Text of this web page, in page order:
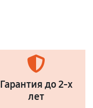
Гарантия до 2-х
лет